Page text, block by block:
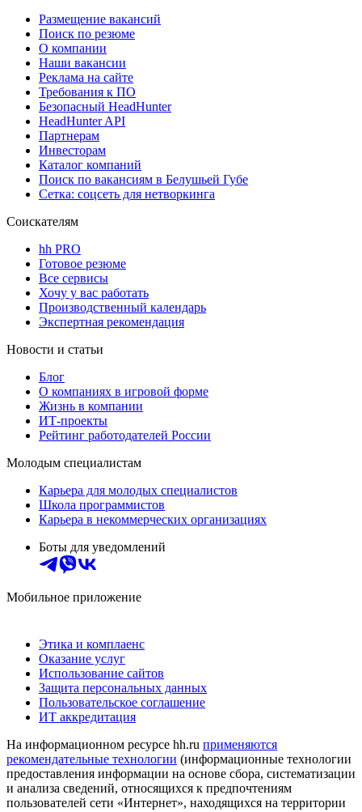
Размещение вакансий
Поиск по резюме
О компании
Наши вакансии
Реклама на сайте
Требования к ПО
Безопасный HeadHunter
HeadHunter API
Партнерам
Инвесторам
Каталог компаний
Поиск по вакансиям в Белушьей Губе
Сетка: соцсеть для нетворкинга
Соискателям
hh PRO
Готовое резюме
Все сервисы
Хочу у вас работать
Производственный календарь
Экспертная рекомендация
Новости и статьи
Блог
О компаниях в игровой форме
Жизнь в компании
ИТ-проекты
Рейтинг работодателей России
Молодым специалистам
Карьера для молодых специалистов
Школа программистов
Карьера в некоммерческих организациях
Боты для уведомлений
Мобильное приложение
Этика и комплаенс
Оказание услуг
Использование сайтов
Защита персональных данных
Пользовательское соглашение
ИТ аккредитация
На информационном ресурсе hh.ru применяются
рекомендательные технологии (информационные технологии
предоставления информации на основе сбора, систематизации
и анализа сведений, относящихся к предпочтениям
пользователей сети «Интернет», находящихся на территории